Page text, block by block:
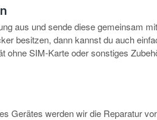
aus und sende diese gemeinsam
besitzen, dann kannst du auch
ohne SIM-Karte oder sonstiges
Gerätes werden wir die Reparatur